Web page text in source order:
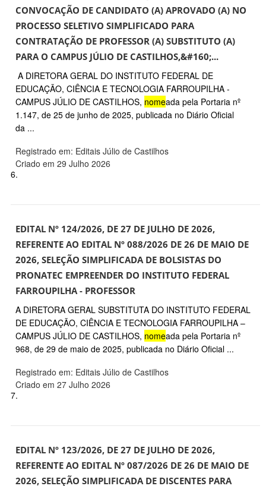
CONVOCAÇÃO DE CANDIDATO (A) APROVADO (A) NO
PROCESSO SELETIVO SIMPLIFICADO PARA
CONTRATAÇÃO DE PROFESSOR (A) SUBSTITUTO (A)
PARA O CAMPUS JÚLIO DE CASTILHOS,&#160;...
A DIRETORA GERAL DO INSTITUTO FEDERAL DE
EDUCAÇÃO, CIÊNCIA E TECNOLOGIA FARROUPILHA -
CAMPUS JÚLIO DE CASTILHOS, nomeada pela Portaria nº
1.147, de 25 de junho de 2025, publicada no Diário Oficial
da ...
Registrado em: Editais Júlio de Castilhos
Criado em 29 Julho 2026
6.
EDITAL Nº 124/2026, DE 27 DE JULHO DE 2026,
REFERENTE AO EDITAL Nº 088/2026 DE 26 DE MAIO DE
2026, SELEÇÃO SIMPLIFICADA DE BOLSISTAS DO
PRONATEC EMPREENDER DO INSTITUTO FEDERAL
FARROUPILHA - PROFESSOR
A DIRETORA GERAL SUBSTITUTA DO INSTITUTO FEDERAL
DE EDUCAÇÃO, CIÊNCIA E TECNOLOGIA FARROUPILHA –
CAMPUS JÚLIO DE CASTILHOS, nomeada pela Portaria nº
968, de 29 de maio de 2025, publicada no Diário Oficial ...
Registrado em: Editais Júlio de Castilhos
Criado em 27 Julho 2026
7.
EDITAL Nº 123/2026, DE 27 DE JULHO DE 2026,
REFERENTE AO EDITAL Nº 087/2026 DE 26 DE MAIO DE
2026, SELEÇÃO SIMPLIFICADA DE DISCENTES PARA